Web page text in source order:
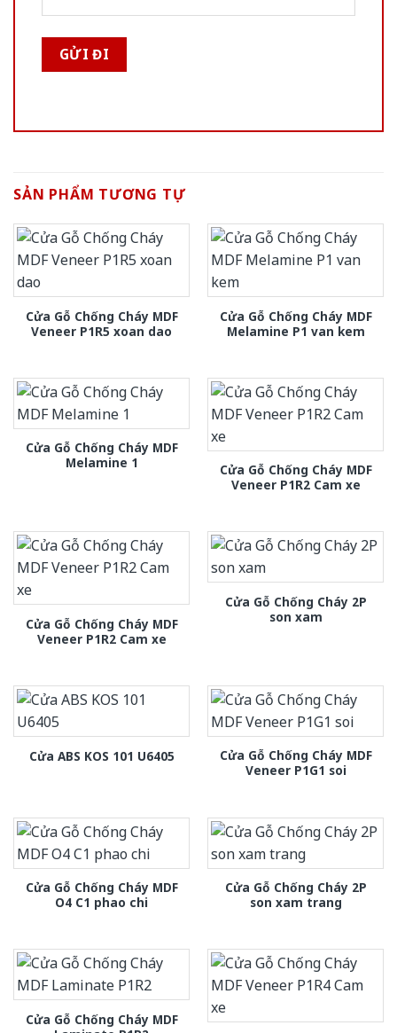
SẢN PHẨM TƯƠNG TỰ
Cửa Gỗ Chống Cháy MDF
Veneer P1R5 xoan dao
Cửa Gỗ Chống Cháy MDF
Melamine P1 van kem
Cửa Gỗ Chống Cháy MDF
Melamine 1
Cửa Gỗ Chống Cháy MDF
Veneer P1R2 Cam xe
Cửa Gỗ Chống Cháy MDF
Veneer P1R2 Cam xe
Cửa Gỗ Chống Cháy 2P
son xam
Cửa ABS KOS 101 U6405
Cửa Gỗ Chống Cháy MDF
Veneer P1G1 soi
Cửa Gỗ Chống Cháy MDF
O4 C1 phao chi
Cửa Gỗ Chống Cháy 2P
son xam trang
Cửa Gỗ Chống Cháy MDF